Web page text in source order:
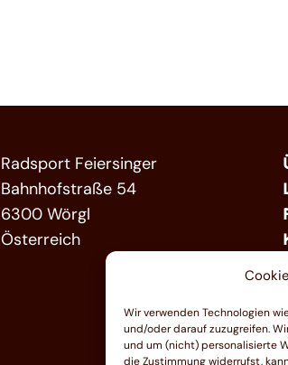
Wir verwenden Technologien
und/oder darauf zuzugreifen.
und um (nicht) personalisierte
die Zustimmung widerrufst,
Radsport Feiersinger
Bahnhofstraße 54
6300 Wörgl
Österreich